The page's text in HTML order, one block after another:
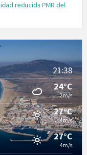
reducida PMR del
21:38
24°C
2m/s
27°C
4m/s
27°C
4m/s